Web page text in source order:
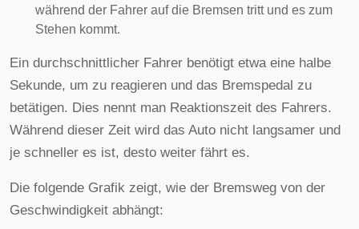
während der Fahrer auf die Bremsen tritt und es zum
Stehen kommt.
Ein durchschnittlicher Fahrer benötigt etwa eine halbe
Sekunde, um zu reagieren und das Bremspedal zu
betätigen. Dies nennt man Reaktionszeit des Fahrers.
Während dieser Zeit wird das Auto nicht langsamer und
je schneller es ist, desto weiter fährt es.
Die folgende Grafik zeigt, wie der Bremsweg von der
Geschwindigkeit abhängt: